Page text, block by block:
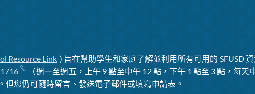
Resource Link ) 旨在幫助學生和家庭了解並利用所有可用的 SFUSD
（週一至週五，上午 9 點至中午 12 點，下午 1 點至 3 點，每天
。但您仍可隨時留言、發送電子郵件或填寫申請表。